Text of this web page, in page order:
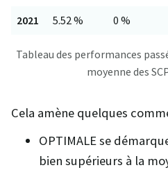
2021 5.52 % 0 %
Tableau des performances
moyenne des
Cela amène quelques
OPTIMALE se
bien supérieurs à la